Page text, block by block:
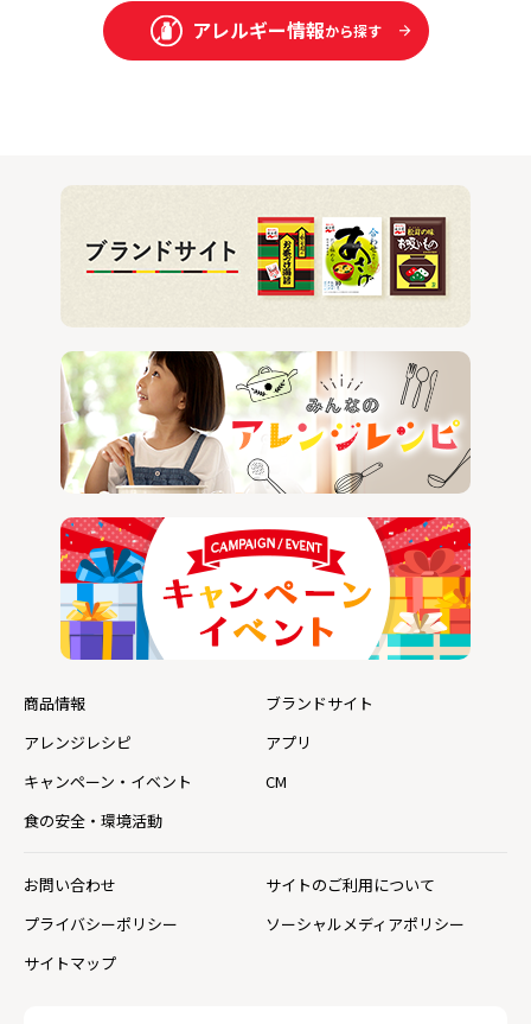
アレルギー情報から探す
商品情報
ブランドサイト
アレンジレシピ
アプリ
キャンペーン・イベント
CM
食の安全・環境活動
お問い合わせ
サイトのご利用について
プライバシーポリシー
ソーシャルメディアポリシー
サイトマップ